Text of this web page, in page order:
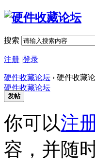
搜索
注册 |登录
硬件收藏论坛 › 硬件收藏
硬件收藏论坛
发帖
你可以注
容，并随